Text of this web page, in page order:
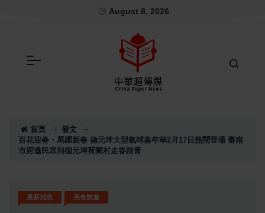
August 8, 2026
首頁
發文
百花迎春・馬躍新春 德元埤大型氣球嘉年華2月17日熱鬧登場 臺南
市府邀民眾到德元埤荷蘭村走春踏青
最新消息 美食旅遊